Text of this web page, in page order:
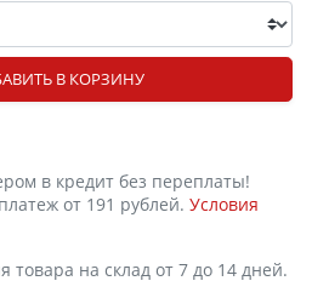
В КОРЗИНУ
в кредит без переплаты!
от 191 рублей. Условия
товара на склад от 7 до 14 дней.